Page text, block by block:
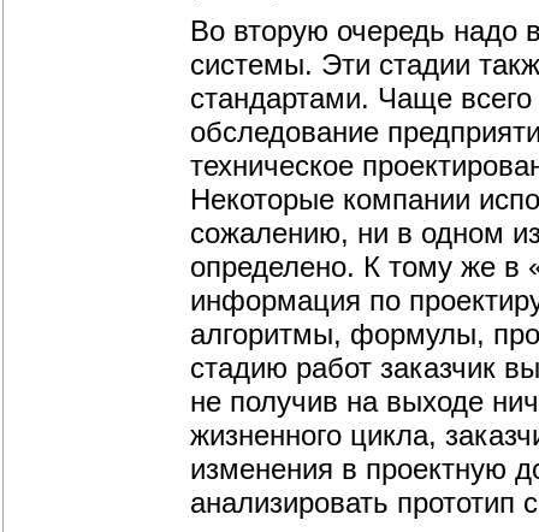
Во вторую очередь надо
системы. Эти стадии
стандартами. Чаще всего
обследование
техническое
Некоторые компании
сожалению, ни в одном
определено. К тому же в
информация по
алгоритмы, формулы,
стадию работ заказчик
не получив на выходе
жизненного цикла,
изменения в проектную
анализировать прототип